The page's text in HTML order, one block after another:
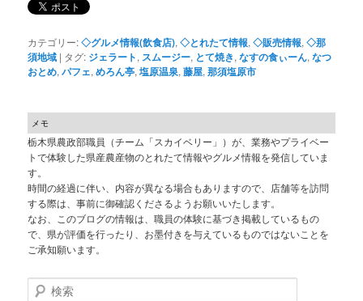
カテゴリー:◇グルメ情報(飲食店),◇とれたて情報,◇販売情報,◇那
須地域 | タグ: ジェラート, スムージー, とて焼き,なすの食ぃーん,なつ
おとめ,パフェ,めろん亭,塩原温泉,藤屋,那須塩原市
メモ
栃木県農政部職員（チーム「スカイベリー」）が、業務やプライベー
トで体験した県産農産物のとれたて情報やグルメ情報を発信していま
す。
時間の経過に伴い、内容が異なる場合もありますので、店舗等を訪問
する際は、事前に御確認くださるようお願いいたします。
なお、このブログの情報は、職員の体験に基づき掲載しているもの
で、県が評価を行ったり、お墨付きを与えているものではないことを
ご承知願います。
検索